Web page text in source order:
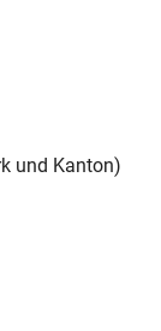
und Kanton)